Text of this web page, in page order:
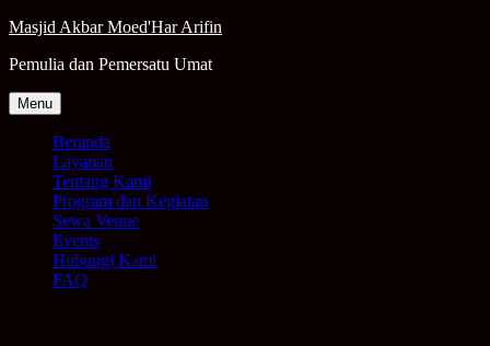
Skip
content
Masjid Akbar Moed'Har Arifin
Pemulia dan Pemersatu Umat
Menu
Beranda
Layanan
Tentang Kami
Program dan Kegiatan
Sewa Venue
Events
Hubungi Kami
FAQ